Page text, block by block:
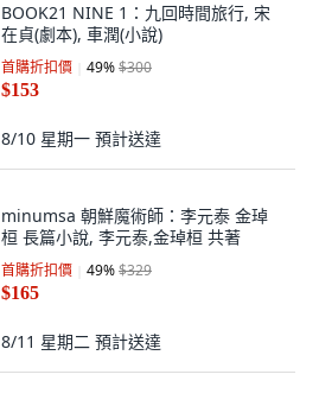
BOOK21 NINE 1：九回時間旅行, 宋
在貞(劇本), 車潤(小說)
首購折扣價 49%$300
$153
8/10 星期一 預計送達
minumsa 朝鮮魔術師：李元泰 金琸
桓 長篇小說, 李元泰,金琸桓 共著
首購折扣價 49%$329
$165
8/11 星期二 預計送達